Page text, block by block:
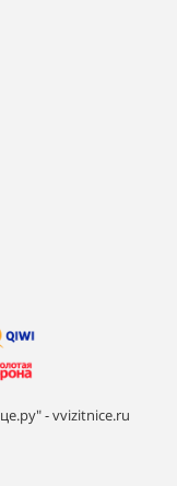
- vvizitnice.ru